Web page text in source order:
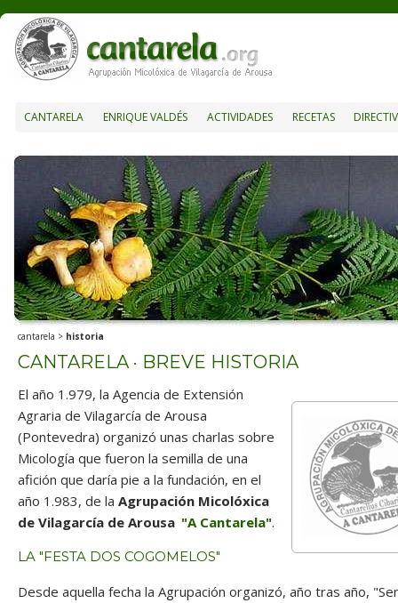
CANTARELA ENRIQUE VALDÉS ACTIVIDADES RECETAS
cantarela > historia
CANTARELA · BREVE HISTORIA
El año 1.979, la Agencia de Extensión
Agraria de Vilagarcía de Arousa
(Pontevedra) organizó unas charlas sobre
Micología que fueron la semilla de una
afición que daría pie a la fundación, en el
año 1.983, de la Agrupación Micolóxica
de Vilagarcía de Arousa "A Cantarela".
LA "FESTA DOS COGOMELOS"
Desde aquella fecha la Agrupación organizó, año tras año,